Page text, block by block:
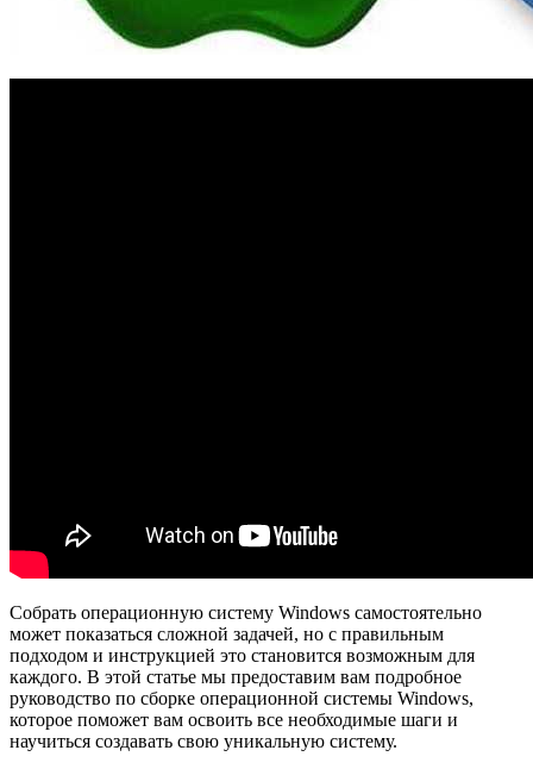
Собрать операционную систему Windows самостоятельно
может показаться сложной задачей, но с правильным
подходом и инструкцией это становится возможным для
каждого. В этой статье мы предоставим вам подробное
руководство по сборке операционной системы Windows,
которое поможет вам освоить все необходимые шаги и
научиться создавать свою уникальную систему.